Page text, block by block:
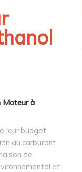
Moteur à
leur budget
au carburant
de
et